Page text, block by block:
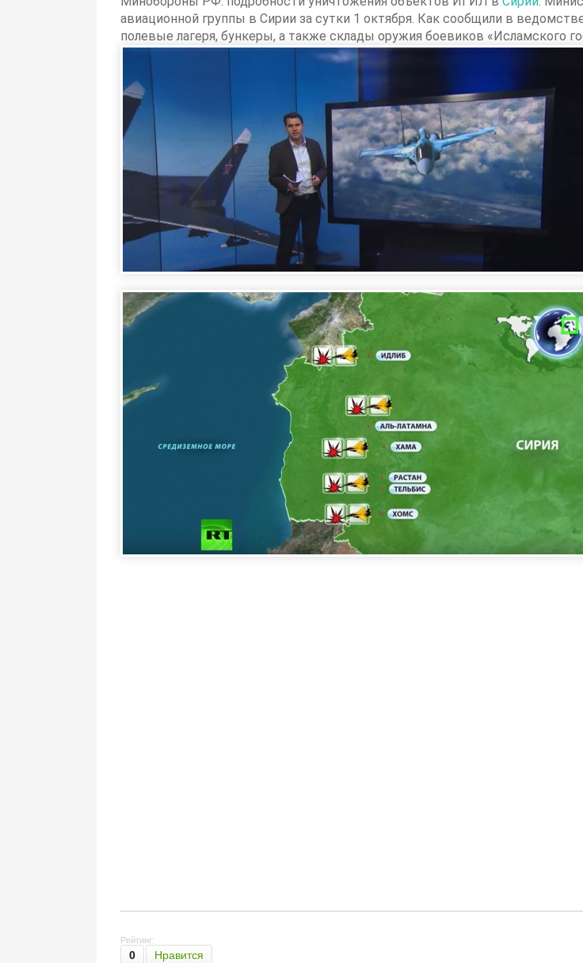
авиационной группы в Сирии за сутки 1 октября. Как сообщили в
полевые лагеря, бункеры, а также склады оружия боевиков «Исламского
Рейтинг:
0 Нравится